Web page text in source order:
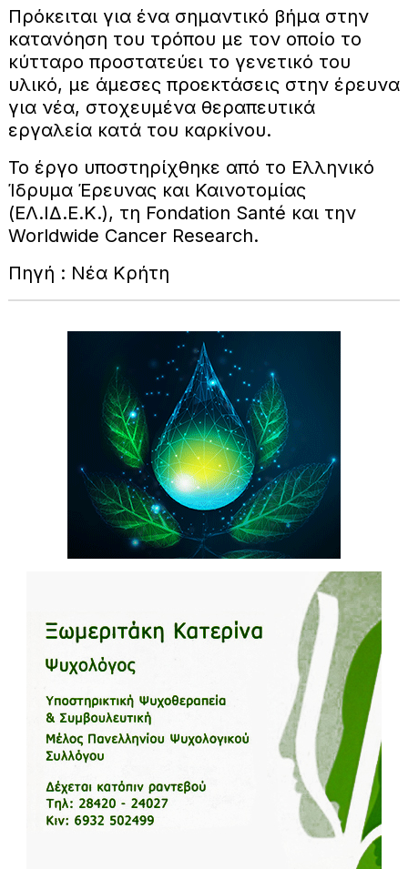
Πρόκειται για ένα σημαντικό βήμα στην
κατανόηση του τρόπου με τον οποίο το
κύτταρο προστατεύει το γενετικό του
υλικό, με άμεσες προεκτάσεις στην έρευνα
για νέα, στοχευμένα θεραπευτικά
εργαλεία κατά του καρκίνου.
Το έργο υποστηρίχθηκε από το Ελληνικό
Ίδρυμα Έρευνας και Καινοτομίας
(ΕΛ.ΙΔ.Ε.Κ.), τη Fondation Santé και την
Worldwide Cancer Research.
Πηγή : Νέα Κρήτη